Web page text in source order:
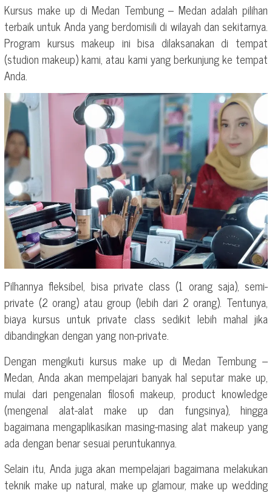
Kursus make up di Medan Tembung – Medan adalah pilihan
terbaik untuk Anda yang berdomisili di wilayah dan sekitarnya.
Program kursus makeup ini bisa dilaksanakan di tempat
(studion makeup) kami, atau kami yang berkunjung ke tempat
Anda.
Pilhannya fleksibel, bisa private class (1 orang saja), semi-
private (2 orang) atau group (lebih dari 2 orang). Tentunya,
biaya kursus untuk private class sedikit lebih mahal jika
dibandingkan dengan yang non-private.
Dengan mengikuti kursus make up di Medan Tembung –
Medan, Anda akan mempelajari banyak hal seputar make up,
mulai dari pengenalan filosofi makeup, product knowledge
(mengenal alat-alat make up dan fungsinya), hingga
bagaimana mengaplikasikan masing-masing alat makeup yang
ada dengan benar sesuai peruntukannya.
Selain itu, Anda juga akan mempelajari bagaimana melakukan
teknik make up natural, make up glamour, make up wedding